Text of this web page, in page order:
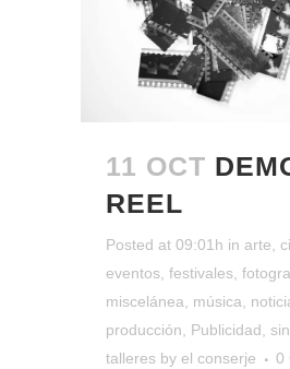
11 OCT
REEL
Posted at 09:01h in arte,
eventos, festivales,
miscelánea, música,
producción, Publicidad,
talleres by el conserje
0